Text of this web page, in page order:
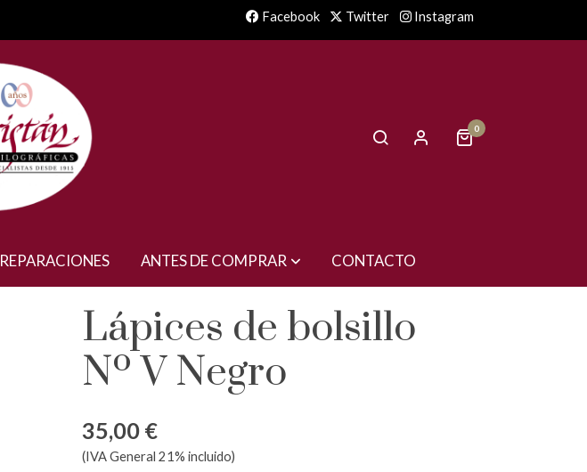
Facebook Twitter Instagram
0
REPARACIONES ANTES DE COMPRAR CONTACTO
Lápices de bolsillo
Nº V Negro
35,00 €
(IVA General 21% incluido)